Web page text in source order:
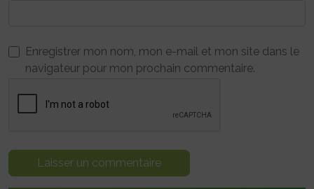
Enregistrer mon nom, mon e-mail et mon site dans le
navigateur pour mon prochain commentaire.